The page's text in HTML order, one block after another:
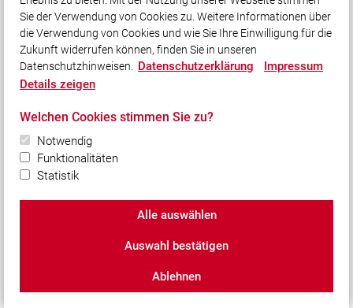
informationstechnologischen System der betroffenen
Person. Was Cookies sind, wurde oben bereits erläutert. Mit
Setzung des Cookies wird Google eine Analyse der
Benutzung unserer Webseite ermöglicht. Durch jeden Aufruf
einer der Einzelseiten dieser Webseite, die durch den für die
welcher eine Google-Analytics-Komponente integriert
wurde, wird der Internetbrowser auf dem
informationstechnologischen System der betroffenen
Person automatisch durch die jeweilige Google-Analytics-
Analyse an Google zu übermitteln.
Im Rahmen dieses technischen Verfahrens erhält Google
Kenntnis über personenbezogene Daten, wie der IP-Adresse
der betroffenen Person, die Google unter anderem dazu
dienen, die Herkunft der Besucher und Klicks
nachzuvollziehen und in der Folge
Sie der Verwendung von Cookies zu. Weitere Informationen über
die Verwendung von Cookies und wie Sie Ihre Einwilligung für die
Zukunft widerrufen können, finden Sie in unseren
Datenschutzhinweisen. Datenschutzerklärung
Impressum
Details zeigen
Welchen Cookies stimmen Sie zu?
Notwendig
Funktionalitäten
Statistik
Alle auswählen
Auswahl bestätigen
Ablehnen